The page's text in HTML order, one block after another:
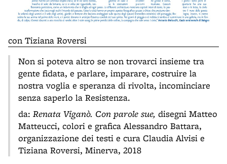
con Tiziana Roversi
Non si poteva altro se non trovarci insieme tra
gente fidata, e parlare, imparare, costruire la
nostra voglia e speranza di rivolta, incominciare
senza saperlo la Resistenza.
da: Renata Viganò. Con parole sue, disegni Matteo
Matteucci, colori e grafica Alessandro Battara,
organizzazione dei testi e cura Claudia Alvisi e
Tiziana Roversi, Minerva, 2018